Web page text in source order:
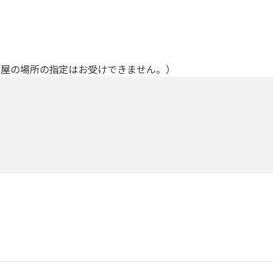
場所の指定はお受けできません。）